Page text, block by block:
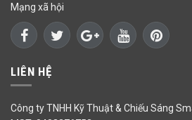
Mạng xã hội
LIÊN HỆ
Công ty TNHH Kỹ Thuật & Chiếu Sáng